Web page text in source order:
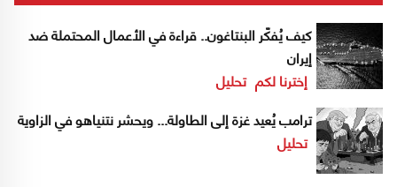
كيف يُفكّر البنتاغون.. قراءة في الأعمال المحتملة ضد
إيران
إخترنا لكم تحليل
ترامب يُعيد غزة إلى الطاولة... ويحشر نتنياهو في الزاوية
تحليل